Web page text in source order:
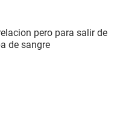
pero para salir de
de sangre